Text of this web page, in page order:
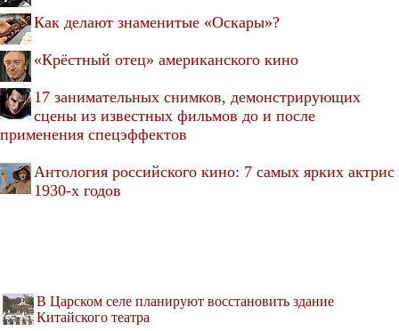
Как делают знаменитые «Оскары»?
«Крёстный отец» американского кино
17 занимательных снимков, демонстрирующих
сцены из известных фильмов до и после
применения спецэффектов
Антология российского кино: 7 самых ярких актрис
1930-х годов
В Царском селе планируют восстановить здание
Китайского театра